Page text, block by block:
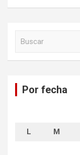
Por fecha
L M